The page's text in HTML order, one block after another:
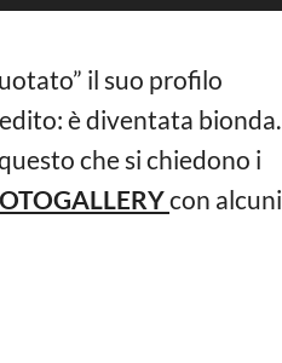
il suo profilo
è diventata bionda.
che si chiedono i
con alcuni